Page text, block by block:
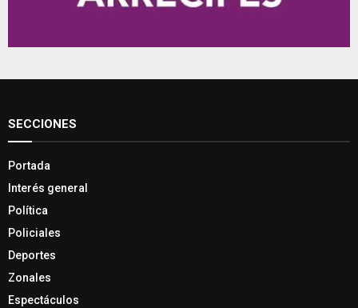
SECCIONES
Portada
Interés general
Política
Policiales
Deportes
Zonales
Espectáculos